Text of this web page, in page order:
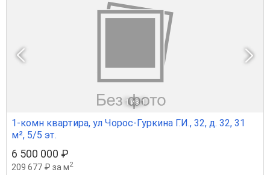
1 из 1
1-комн квартира, ул Чорос-Гуркина Г.И., 32, д. 32, 31
м², 5/5 эт.
6 500 000 ₽
209 677 ₽ за м2